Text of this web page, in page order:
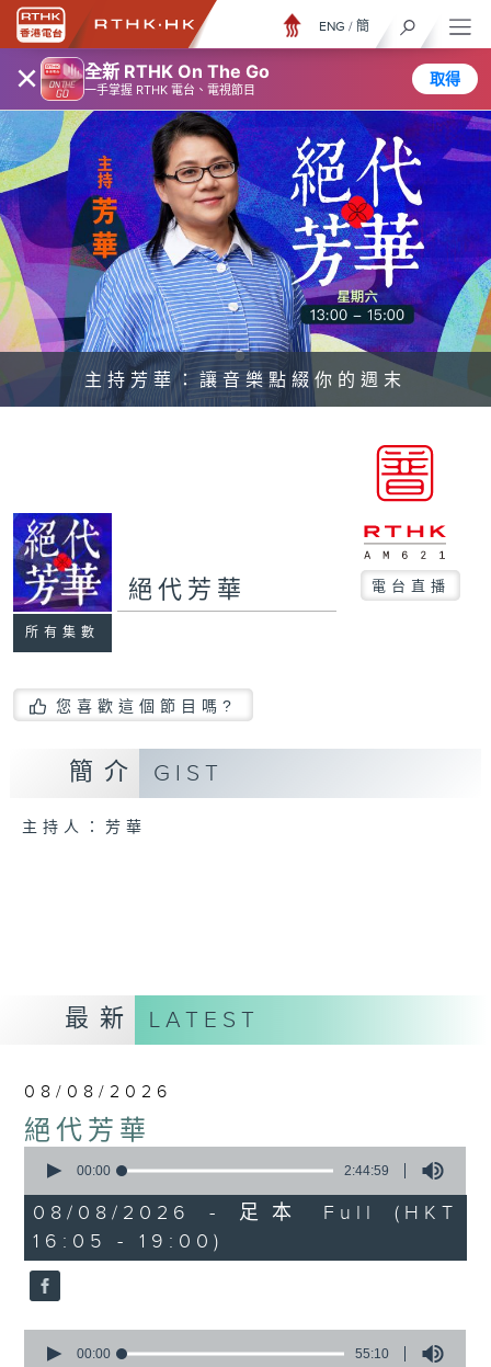
× 全新 RTHK On The Go
一手掌握 RTHK 電台、電視節目
取得
ENG / 簡
主持芳華：讓音樂點綴你的週末
所有集數
絕代芳華 電台直播
您喜歡這個節目嗎?
簡介 GIST
主持人：芳華
最新 LATEST
08/08/2026
絕代芳華
seconds
2
hours,
44
minutes,
59
seconds
00:00 2:44:59
08/08/2026 - 足本 Full (HKT
16:05 - 19:00)
seconds
00:00 55:10